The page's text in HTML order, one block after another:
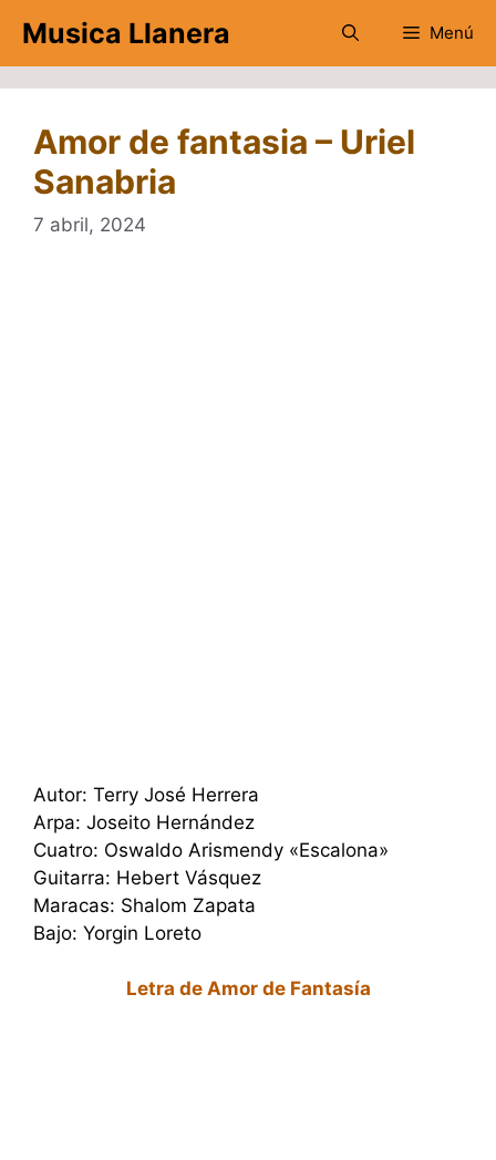
contenido
Musica Llanera Menú
Amor de fantasia – Uriel
Sanabria
7 abril, 2024
Autor: Terry José Herrera
Arpa: Joseito Hernández
Cuatro: Oswaldo Arismendy «Escalona»
Guitarra: Hebert Vásquez
Maracas: Shalom Zapata
Bajo: Yorgin Loreto
Letra de Amor de Fantasía